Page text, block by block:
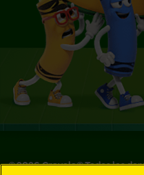
©2026Crayola® Todos los